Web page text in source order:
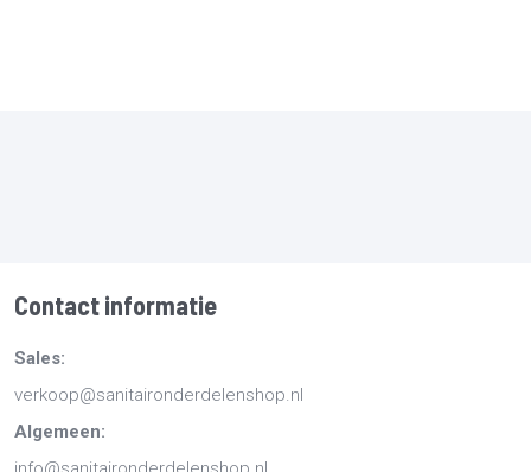
Contact informatie
Sales:
verkoop@sanitaironderdelenshop.nl
Algemeen: